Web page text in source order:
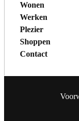
Wonen
Werken
Plezier
Shoppen
Contact